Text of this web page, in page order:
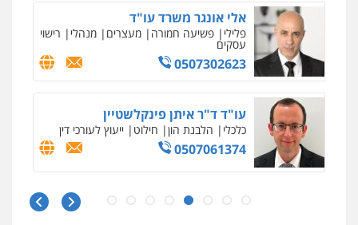
אלי אונגר משרד עו"ד
פלילי פשיעה חמורה מעצרים מנהלי רישוי
עסקים
0507302623
עו"ד ד"ר איתן פינקלשטיין
כלכלי הלבנת הון חילוט ייעוץ לעורכי דין
0507061374
מצגר ושות', חברת עורכי דין
כלכלי
לעורכי דין
0504062539
עו"ד ד"ר אבי שקד
0544385337
0537865001